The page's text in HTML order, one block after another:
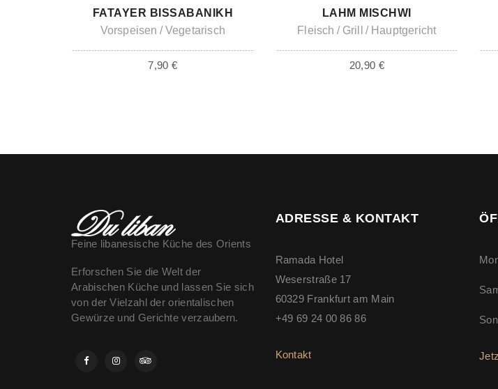
IN DEN WARENKORB
FATAYER BISSABANIKH
Vorspeisen
Vegetarisch
7,90 €
IN DEN WARENKORB
LAHM MISCHWI
Fleisch
Grill Hauptgericht
20,90 €
Feine libanesische Küche des Orients
Erforschen Sie die Welt der
Arabischen Küche und lassen Sie sich
von der Vielzahl der orientalischen
Gewürze und Gerichte verzaubern.
ADRESSE & KONTAKT
Ramada Hotel
Weserstraße 17
60329 Frankfurt am Main
+49 69 24 00 86 86
Kontakt